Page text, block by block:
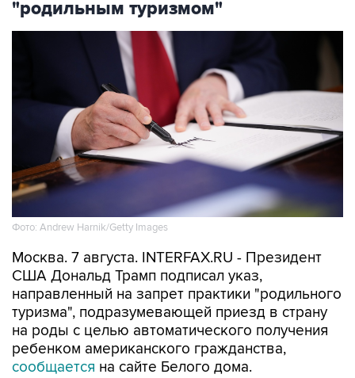
"родильным туризмом"
Фото: Andrew Harnik/Getty Images
Москва. 7 августа. INTERFAX.RU - Президент
США Дональд Трамп подписал указ,
направленный на запрет практики "родильного
туризма", подразумевающей приезд в страну
на роды с целью автоматического получения
ребенком американского гражданства,
сообщается на сайте Белого дома.